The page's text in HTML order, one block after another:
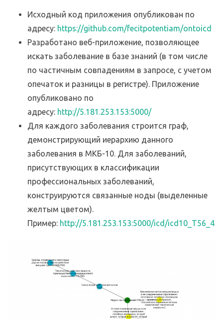
Исходный код приложения опубликован по
адресу: https://github.com/fecitpotentiam/ontoicd
Разработано веб-приложение, позволяющее
искать заболевание в базе знаний (в том числе
по частичным совпадениям в запросе, с учетом
опечаток и разницы в регистре). Приложение
опубликовано по
адресу: http://5.181.253.153:5000/
Для каждого заболевания строится граф,
демонстрирующий иерархию данного
заболевания в МКБ-10. Для заболеваний,
присутствующих в классификации
профессиональных заболеваний,
конструируются связанные ноды (выделенные
желтым цветом).
Пример: http://5.181.253.153:5000/icd/icd10_T56_4